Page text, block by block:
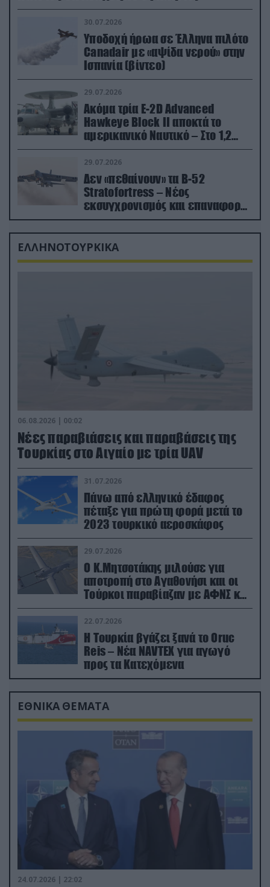
30.07.2026
Υποδοχή ήρωα σε Έλληνα πιλότο
Canadair με «αψίδα νερού» στην
Ισπανία (βίντεο)
29.07.2026
Ακόμα τρία E-2D Advanced
Hawkeye Block II αποκτά το
αμερικανικό Ναυτικό – Στο 1,2
δισ.δολάρια το κόστος
29.07.2026
Δεν «πεθαίνουν» τα Β-52
Stratofortress – Νέος
εκσυγχρονισμός και επαναφορά
από τα «νεκροταφεία»
ΕΛΛΗΝΟΤΟΥΡΚΙΚΑ
06.08.2026 | 00:02
Νέες παραβιάσεις και παραβάσεις της
Τουρκίας στο Αιγαίο με τρία UAV
31.07.2026
Πάνω από ελληνικό έδαφος
πέταξε για πρώτη φορά μετά το
2023 τουρκικό αεροσκάφος
29.07.2026
Ο Κ.Μητσοτάκης μιλούσε για
αποτροπή στο Αγαθονήσι και οι
Τούρκοι παραβίαζαν με ΑΦΝΣ και
drone
22.07.2026
Η Τουρκία βγάζει ξανά το Oruc
Reis – Νέα NAVTEX για αγωγό
προς τα Κατεχόμενα
ΕΘΝΙΚΑ ΘΕΜΑΤΑ
24.07.2026 | 22:02